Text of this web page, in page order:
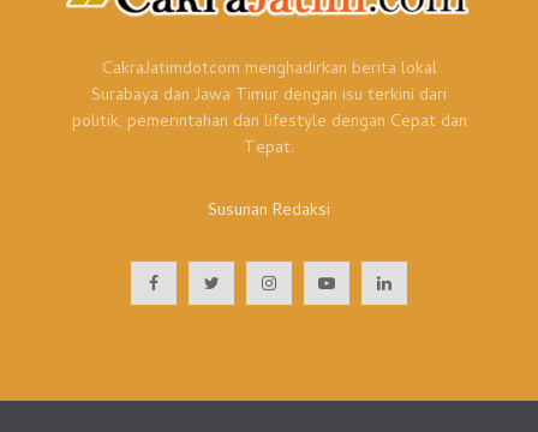
CakraJatimdotcom menghadirkan berita lokal
Surabaya dan Jawa Timur dengan isu terkini dari
politik, pemerintahan dan lifestyle dengan Cepat dan
Tepat.
Susunan Redaksi